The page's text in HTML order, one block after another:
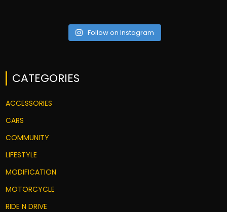
Follow on Instagram
CATEGORIES
ACCESSORIES
CARS
COMMUNITY
LIFESTYLE
MODIFICATION
MOTORCYCLE
RIDE N DRIVE